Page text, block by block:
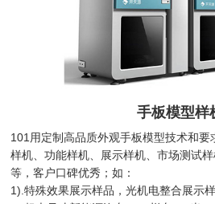
手板模型样
101用定制高品质外观手板模型技术和要
样机、功能样机、展示样机、市场测试
等，客户口碑优秀；如：
1).特殊效果展示样品，光机电整合展示